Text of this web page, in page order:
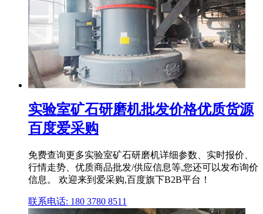
实验室矿石研磨机批发价格优质货源
百度爱采购
免费查询更多实验室矿石研磨机详细参数、实时报价、
行情走势、优质商品批发/供应信息等,您还可以发布询价
信息。 欢迎来到爱采购,百度旗下B2B平台！
联系电话: 180 3780 8511